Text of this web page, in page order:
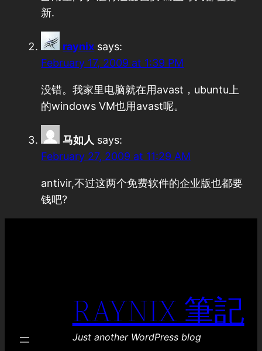
新.
raynix says:
February 17, 2009 at 1:39 PM
没错。我家里电脑就在用avast，ubuntu上
的windows VM也用avast呢。
马如人 says:
February 27, 2009 at 11:29 AM
antivir,不过这两个免费软件的企业版也都要
钱吧?
RAYNIX 筆記
Just another WordPress blog